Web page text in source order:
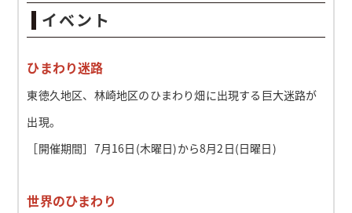
イベント
ひまわり迷路
東徳久地区、林崎地区のひまわり畑に出現する巨大迷路が
出現。
［開催期間］7月16日(木曜日)から8月2日(日曜日)
世界のひまわり